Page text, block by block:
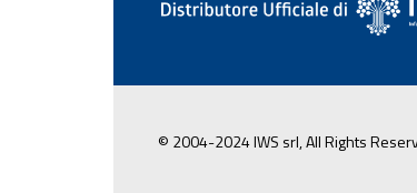
© 2004-2024 IWS srl, All Rights